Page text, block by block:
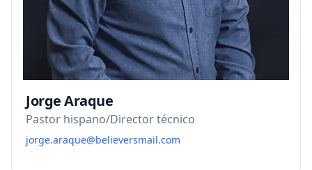
Jorge Araque
Pastor hispano/Director técnico
jorge.araque@believersmail.com